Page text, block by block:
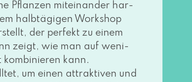
Pflanzen mit­ein­an­der har­
halb­tä­gi­gen Workshop
der per­fekt zu einem
zeigt, wie man auf weni­
kann.
um einen attrak­ti­ven und